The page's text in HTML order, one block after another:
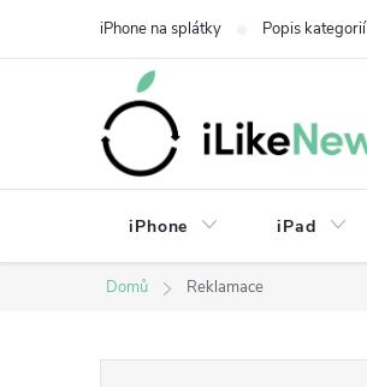
iPhone na splátky Popis kategorií
iPhone iPad
Domů Reklamace